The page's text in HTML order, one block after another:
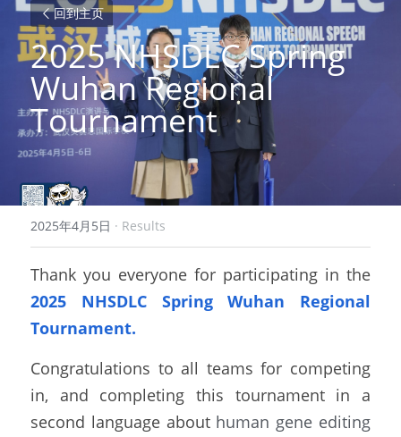
回到主页
2025 NHSDLC Spring
Wuhan Regional
Tournament
2025年4月5日 · Results
Thank you everyone for participating in the
2025 NHSDLC Spring Wuhan Regional
Tournament.
Congratulations to all teams for competing
in, and completing this tournament in a
second language about human gene editing